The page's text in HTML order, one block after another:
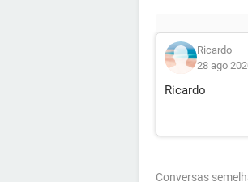
Ricardo
28 ago
Ricardo
Conversas